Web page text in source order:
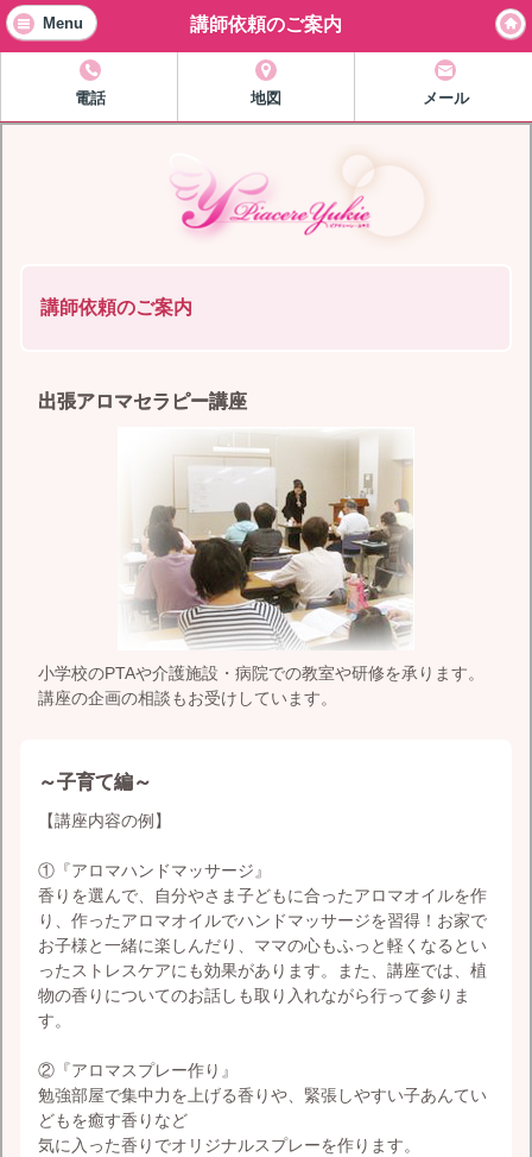
Menu 講師依頼のご案内
電話 地図 メール
講師依頼のご案内
出張アロマセラピー講座
小学校のPTAや介護施設・病院での教室や研修を承ります。
講座の企画の相談もお受けしています。
～子育て編～
【講座内容の例】
①『アロマハンドマッサージ』
香りを選んで、自分やさま子どもに合ったアロマオイルを作
り、作ったアロマオイルでハンドマッサージを習得！お家で
お子様と一緒に楽しんだり、ママの心もふっと軽くなるとい
ったストレスケアにも効果があります。また、講座では、植
物の香りについてのお話しも取り入れながら行って参りま
す。
②『アロマスプレー作り』
勉強部屋で集中力を上げる香りや、緊張しやすい子あんてい
どもを癒す香りなど
気に入った香りでオリジナルスプレーを作ります。